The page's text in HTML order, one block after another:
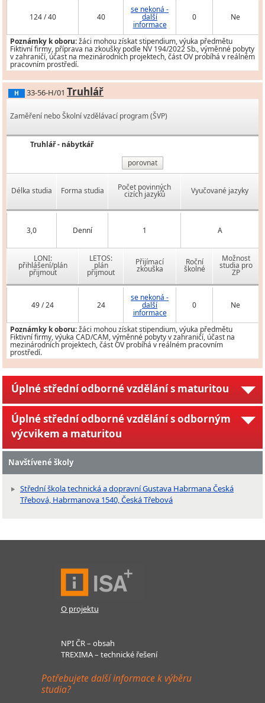
124 / 40 40
se nekoná -
další
informace
0 Ne
Poznámky k oboru:žáci mohou získat stipendium, výuka předmětu
Fiktivní firmy, příprava na zkoušky podle NV 194/2022 Sb., výměnné pobyty
v zahraničí, účast na mezinárodních projektech, část OV probíhá v reálném
pracovním prostředí.
H 33-56-H/01 Truhlář
Zaměření nebo Školní vzdělávací program (ŠVP)
Truhlář - nábytkář
porovnat
Délka studia Forma studia Počet povinných
cizích jazyků Vyučované jazyky
3,0 Denní 1 A
LONI:
přihlášení/plán
přijmout
LETOS:
plán
přijmout
Přijímací
zkouška
Roční
školné
Možnost
studia pro
ZP
49 / 24 24
se nekoná -
další
informace
0 Ne
Poznámky k oboru:žáci mohou získat stipendium, výuka předmětu
Fiktivní firmy, výuka CAD/CAM, výměnné pobyty v zahraničí, účast na
mezinárodních projektech, část OV probíhá v reálném pracovním
prostředí.
Úplné střední odborné vzdělání s maturitou
Úplné střední odborné vzdělání s odborným
výcvikem a maturitou
Navštívené školy
Střední škola technická a dopravní Gustava Habrmana Česká
Třebová, Habrmanova 1540, Česká Třebová
O projektu
NPI ČR – obsah
TREXIMA – technické řešení
Potřebujete další informace k výběru
studia?